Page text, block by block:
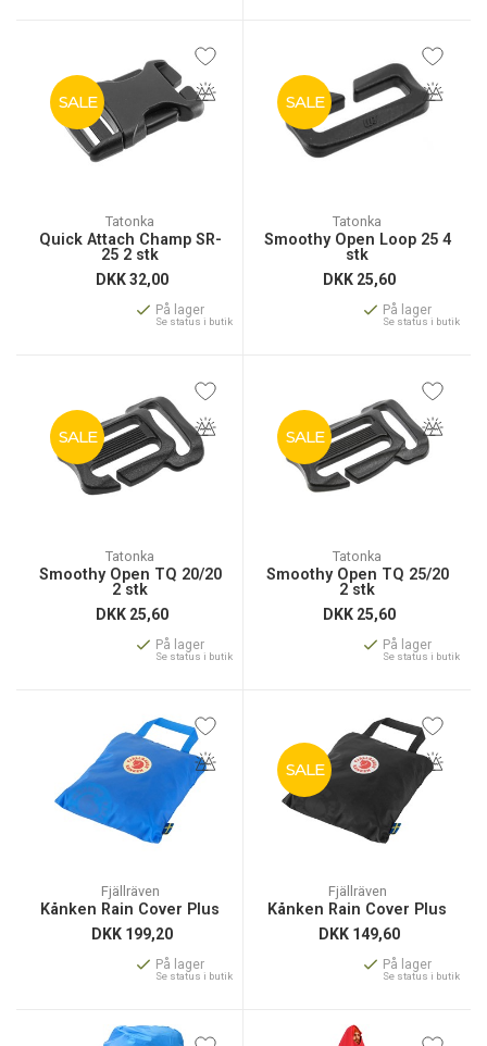
SALE
Tatonka
Quick Attach Champ SR-
25 2 stk
DKK32,00
På lager
Se status i butik
SALE
Tatonka
Smoothy Open Loop 25 4
stk
DKK 25,60
På lager
Se status i butik
SALE
Tatonka
Smoothy Open TQ 20/20
2 stk
DKK 25,60
På lager
Se status i butik
SALE
Tatonka
Smoothy Open TQ 25/20
2 stk
DKK 25,60
På lager
Se status i butik
Fjällräven
Kånken Rain Cover Plus
DKK 199,20
På lager
Se status i butik
SALE
Fjällräven
Kånken Rain Cover Plus
DKK 149,60
På lager
Se status i butik